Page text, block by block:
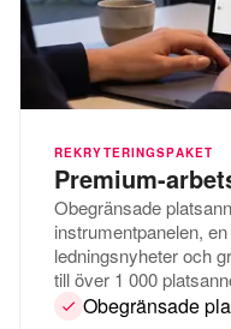
REKRYTERINGSPAKET
Premium-
Obegränsade
instrumentpanelen,
ledningsnyheter och
till över 1 000
Obegränsade